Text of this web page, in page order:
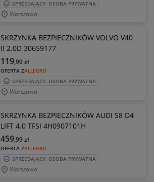
SPRZEDAJĄCY: OSOBA PRYWATNA
Warszawa
SKRZYNKA BEZPIECZNIKÓW VOLVO V40
II 2.0D 30659177
OFERTA ZALLEGRO
119,99zł
SPRZEDAJĄCY: OSOBA PRYWATNA
Warszawa
SKRZYNKA BEZPIECZNIKÓW AUDI S8 D4
LIFT 4.0 TFSI 4H0907101H
OFERTA ZALLEGRO
459,99zł
SPRZEDAJĄCY: OSOBA PRYWATNA
Warszawa